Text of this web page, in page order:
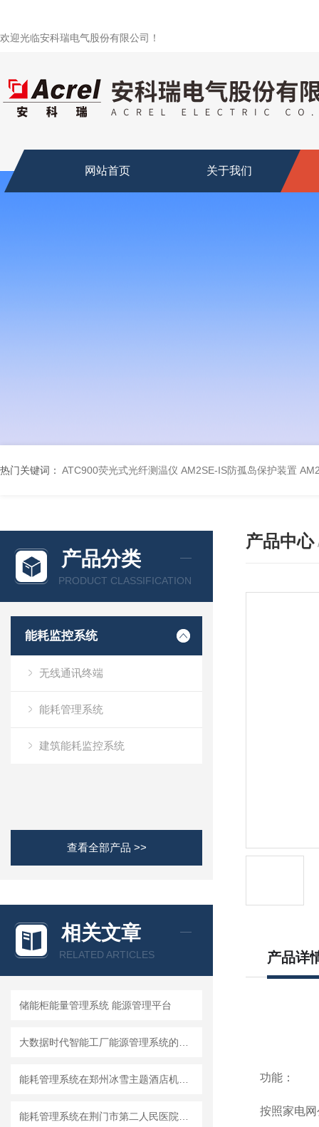
欢迎光临安科瑞电气股份有限公司！
网站首页 关于我们
热门关键词： ATC900荧光式光纤测温仪 AM2SE-IS防孤岛保护装置
产品分类
PRODUCT CLASSIFICATION
能耗监控系统
无线通讯终端
能耗管理系统
建筑能耗监控系统
查看全部产品 >>
相关文章
RELATED ARTICLES
储能柜能量管理系统 能源管理平台
产品中心
产品详
功能：
按照家电